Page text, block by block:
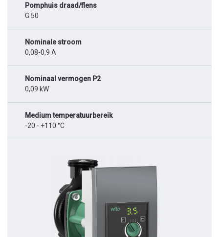
Pomphuis draad/flens
G 50
Nominale stroom
0,08-0,9 A
Nominaal vermogen P2
0,09 kW
Medium temperatuurbereik
-20 - +110 °C